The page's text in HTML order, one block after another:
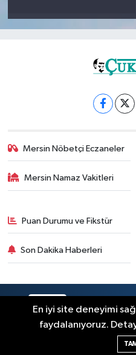
Mersin Nöbetçi Eczaneler
Mersin Namaz Vakitleri
Puan Durumu ve Fikstür
Son Dakika Haberleri
Haber
En iyi site deneyimi
faydalanıyoruz.